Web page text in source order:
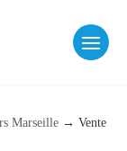
Marseille → Vente